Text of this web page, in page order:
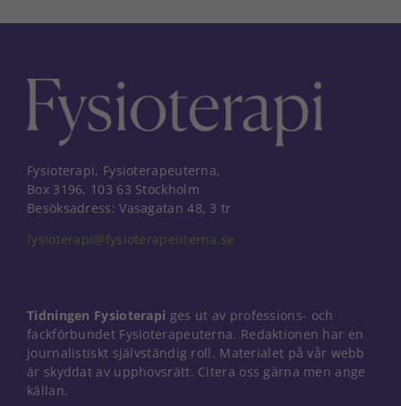
Fysioterapi, Fysioterapeuterna,
Box 3196, 103 63 Stockholm
Besöksadress: Vasagatan 48, 3 tr
fysioterapi@fysioterapeuterna.se
Tidningen Fysioterapi ges ut av professions- och
fackförbundet Fysioterapeuterna. Redaktionen har en
journalistiskt självständig roll. Materialet på vår webb
är skyddat av upphovsrätt. Citera oss gärna men ange
källan.